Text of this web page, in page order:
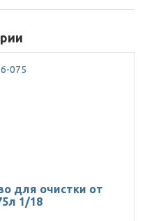
для очистки от
1/18